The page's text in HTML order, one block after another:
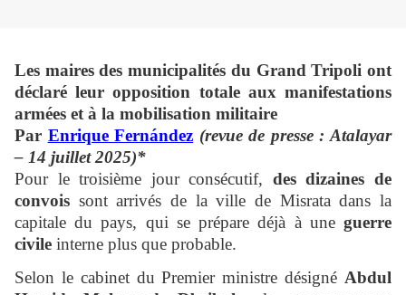
Les maires des municipalités du Grand Tripoli ont
déclaré leur opposition totale aux manifestations
armées et à la mobilisation militaire
Par Enrique Fernández (revue de presse : Atalayar
– 14 juillet 2025)*
Pour le troisième jour consécutif, des dizaines de
convois sont arrivés de la ville de Misrata dans la
capitale du pays, qui se prépare déjà à une guerre
civile interne plus que probable.
Selon le cabinet du Premier ministre désigné Abdul